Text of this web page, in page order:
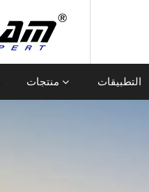
منتجات التطبيقات